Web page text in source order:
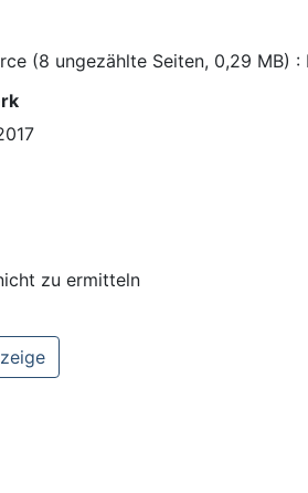
(8 ungezählte Seiten, 0,29 MB)
zu ermitteln